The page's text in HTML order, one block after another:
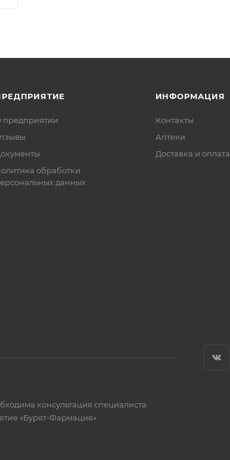
предприятии
обработки
данных
ИНФОРМАЦИЯ
Контакты
Аптеки
Доставка и оплата
консультация специалиста.
«Бурят-Фармация»